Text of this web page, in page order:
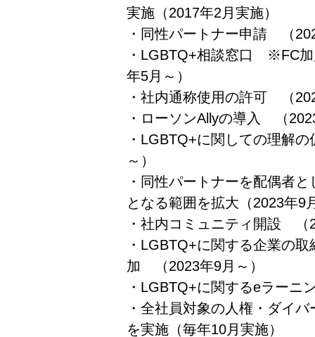
実施（2017年2月実施）
・同性パートナー申請 （
・LGBTQ+相談窓口 ※FC
年5月～）
・社内通称使用の許可 （
・ローソンAllyの導入 （
・LGBTQ+に関しての理解
～）
・同性パートナーを配偶者
となる範囲を拡大（2023年9
・社内コミュニティ開設 （
・LGBTQ+に関する企業の
加 （2023年9月～）
・LGBTQ+に関するeラー
・全社員対象の人権・ダイ
を実施（毎年10月実施）